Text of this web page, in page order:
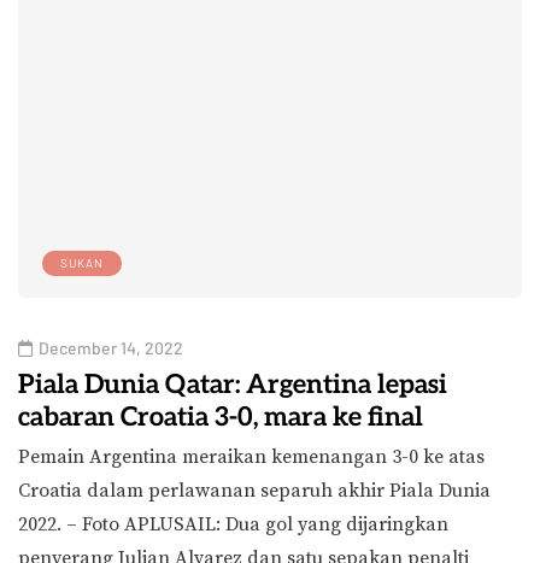
SUKAN
December 14, 2022
Piala Dunia Qatar: Argentina lepasi
cabaran Croatia 3-0, mara ke final
Pemain Argentina meraikan kemenangan 3-0 ke atas
Croatia dalam perlawanan separuh akhir Piala Dunia
2022. – Foto APLUSAIL: Dua gol yang dijaringkan